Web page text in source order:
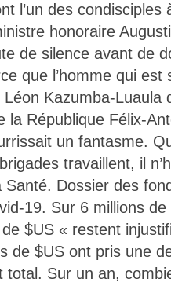
l’un des condisciples
honoraire
de silence avant de
que l’homme qui est
Kazumba-Luaula
la République Félix-
un fantasme.
travaillent, il
Santé. Dossier des
19. Sur 6 millions
$US « restent
de $US ont pris une
total. Sur un an,